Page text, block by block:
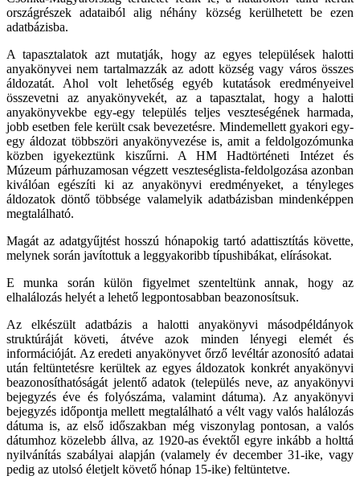
országrészek adataiból alig néhány község kerülhetett be ezen
adatbázisba.
A tapasztalatok azt mutatják, hogy az egyes települések halotti
anyakönyvei nem tartalmazzák az adott község vagy város összes
áldozatát. Ahol volt lehetőség egyéb kutatások eredményeivel
összevetni az anyakönyvekét, az a tapasztalat, hogy a halotti
anyakönyvekbe egy-egy település teljes veszteségének harmada,
jobb esetben fele került csak bevezetésre. Mindemellett gyakori egy-
egy áldozat többszöri anyakönyvezése is, amit a feldolgozómunka
közben igyekeztünk kiszűrni. A HM Hadtörténeti Intézet és
Múzeum párhuzamosan végzett veszteséglista-feldolgozása azonban
kiválóan egészíti ki az anyakönyvi eredményeket, a tényleges
áldozatok döntő többsége valamelyik adatbázisban mindenképpen
megtalálható.
Magát az adatgyűjtést hosszú hónapokig tartó adattisztítás követte,
melynek során javítottuk a leggyakoribb típushibákat, elírásokat.
E munka során külön figyelmet szenteltünk annak, hogy az
elhalálozás helyét a lehető legpontosabban beazonosítsuk.
Az elkészült adatbázis a halotti anyakönyvi másodpéldányok
struktúráját követi, átvéve azok minden lényegi elemét és
információját. Az eredeti anyakönyvet őrző levéltár azonosító adatai
után feltüntetésre kerültek az egyes áldozatok konkrét anyakönyvi
beazonosíthatóságát jelentő adatok (település neve, az anyakönyvi
bejegyzés éve és folyószáma, valamint dátuma). Az anyakönyvi
bejegyzés időpontja mellett megtalálható a vélt vagy valós halálozás
dátuma is, az első időszakban még viszonylag pontosan, a valós
dátumhoz közelebb állva, az 1920-as évektől egyre inkább a holttá
nyilvánítás szabályai alapján (valamely év december 31-ike, vagy
pedig az utolsó életjelt követő hónap 15-ike) feltüntetve.